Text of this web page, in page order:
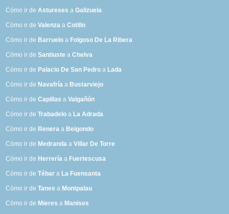
Cómo ir deAstureses aGalizuela
Cómo ir deValenza aCotillo
Cómo ir de Barruelo a Folgoso De La Ribera
Cómo ir deSantiuste aChelva
Cómo ir de Palacio De San Pedro a Lada
Cómo ir de Navafría a Bustarviejo
Cómo ir deCapillas aValgañón
Cómo ir deTrabadelo a La Adrada
Cómo ir de Renera a Beigondo
Cómo ir de Medranda aVillar De Torre
Cómo ir de Herrería a Fuertescusa
Cómo ir deTébar a La Fuensanta
Cómo ir deTanes a Montpalau
Cómo ir de Mieres a Manises